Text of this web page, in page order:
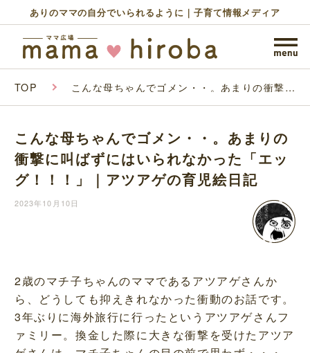
ありのママの自分でいられるように｜子育て情報メディア
TOP こんな母ちゃんでゴメン・・。あまりの衝撃に
アツアゲの育児絵日記
こんな母ちゃんでゴメン・・。あまりの
衝撃に叫ばずにはいられなかった「エッ
グ！！！」｜アツアゲの育児絵日記
2023年10月10日
2歳のマチ子ちゃんのママであるアツアゲさんか
ら、どうしても抑えきれなかった衝動のお話です。
3年ぶりに海外旅行に行ったというアツアゲさんフ
ァミリー。換金した際に大きな衝撃を受けたアツア